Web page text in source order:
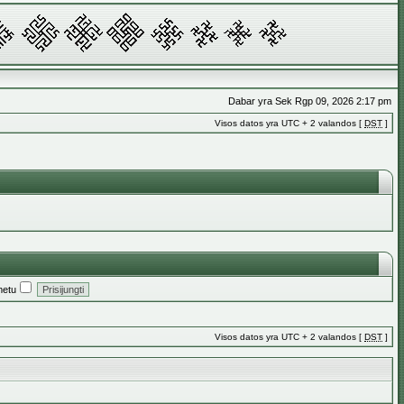
Dabar yra Sek Rgp 09, 2026 2:17 pm
Visos datos yra UTC + 2 valandos [ DST ]
Visos datos yra UTC + 2 valandos [ DST ]